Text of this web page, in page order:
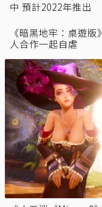
戀愛地城冒險《男友
警告提示不清惹玩家